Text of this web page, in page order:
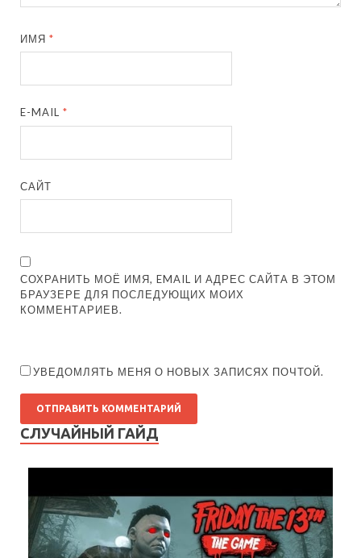
ИМЯ*
E-MAIL*
САЙТ
СОХРАНИТЬ МОЁ ИМЯ, EMAIL И АДРЕС САЙТА В ЭТОМ
БРАУЗЕРЕ ДЛЯ ПОСЛЕДУЮЩИХ МОИХ
КОММЕНТАРИЕВ.
УВЕДОМЛЯТЬ МЕНЯ О НОВЫХ ЗАПИСЯХ ПОЧТОЙ.
СЛУЧАЙНЫЙ ГАЙД